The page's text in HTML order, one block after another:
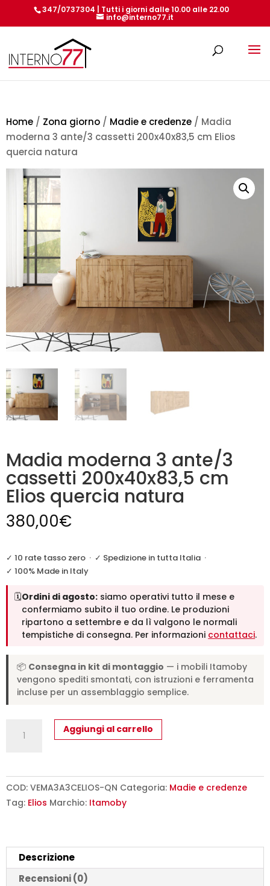
347/0737304 | Tutti i giorni dalle 10.00 alle 22.00
info@interno77.it
Home / Zona giorno / Madie e credenze / Madia
moderna 3 ante/3 cassetti 200x40x83,5 cm Elios
quercia natura
Madia moderna 3 ante/3
cassetti 200x40x83,5 cm
Elios quercia natura
380,00€
✓ 10 rate tasso zero · ✓ Spedizione in tutta Italia ·
✓ 100% Made in Italy
🗓️Ordini di agosto: siamo operativi tutto il mese e
confermiamo subito il tuo ordine. Le produzioni
ripartono a settembre e da lì valgono le normali
tempistiche di consegna. Per informazioni contattaci.
📦 Consegna in kit di montaggio — i mobili Itamoby
vengono spediti smontati, con istruzioni e ferramenta
incluse per un assemblaggio semplice.
moderna
cassetti
200x40x83,5
quercia
natura
quantità
Aggiungi al carrello
COD: VEMA3A3CELIOS-QN Categoria: Madie e credenze
Tag: Elios Marchio: Itamoby
Descrizione
Recensioni (0)